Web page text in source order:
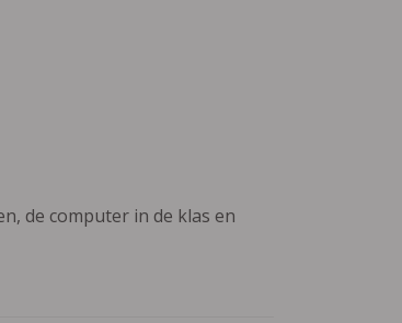
de computer in de klas en